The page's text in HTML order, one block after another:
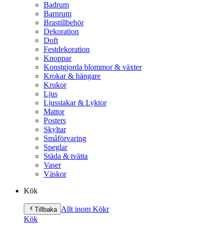
Badrum
Barnrum
Brastillbehör
Dekoration
Doft
Festdekoration
Knoppar
Konstgjorda blommor & växter
Krokar & hängare
Krukor
Ljus
Ljusstakar & Lyktor
Mattor
Posters
Skyltar
Småförvaring
Speglar
Städa & tvätta
Vaser
Väskor
Kök
Tillbaka Allt inom Kökr
Kök